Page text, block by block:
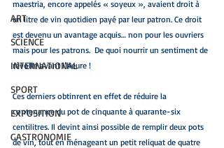
ART
SCIENCE
INTERNATIONAL
SPORT
EXPOSITION
GASTRONOMIE
maestria, encore appelés « soyeux », avaient droit à
un litre de vin quotidien payé par leur patron. Ce droit
est devenu un avantage acquis… non pour les ouvriers
mais pour les patrons.  De quoi nourrir un sentiment de
révolte avant l’heure !
Ces derniers obtinrent en effet de réduire la
contenance du pot de cinquante à quarante-six
centilitres. Il devint ainsi possible de remplir deux pots
de vin, tout en ménageant un petit reliquat de quatre